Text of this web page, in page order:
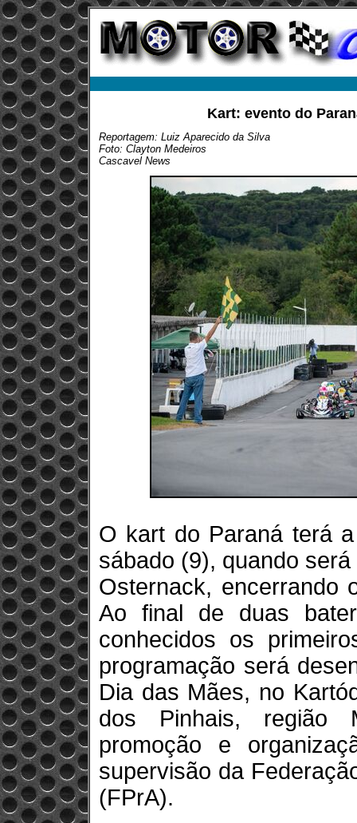
Kart: evento do
Reportagem: Luiz Aparecido da Silva
Foto: Clayton Medeiros
Cascavel News
O kart do Paraná terá
sábado (9), quando
Osternack, encerrando
Ao final de duas
conhecidos os
programação será
Dia das Mães, no
dos Pinhais, região
promoção e
supervisão da
(FPrA).